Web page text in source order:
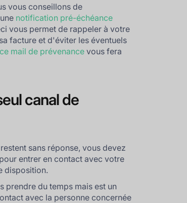
vous conseillons de
notification pré-échéance
vous permet de rappeler à votre
facture et d'éviter les éventuels
mail de prévenancevous fera
canal de
sans réponse, vous devez
entrer en contact avec votre
disposition.
prendre du temps mais est un
avec la personne concernée